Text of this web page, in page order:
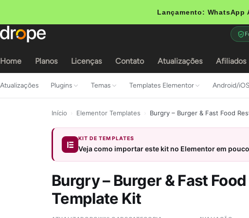
Lançamento: WhatsApp
Home Planos Licenças Contato Atualizações Afiliados
Atualizações Plugins Temas Templates Elementor Android/
Início Elementor Templates Burgry – Burger & Fast Food
KIT DE TEMPLATES
Veja como importar este kit no Elementor em
Burgry – Burger & Fast
Template Kit